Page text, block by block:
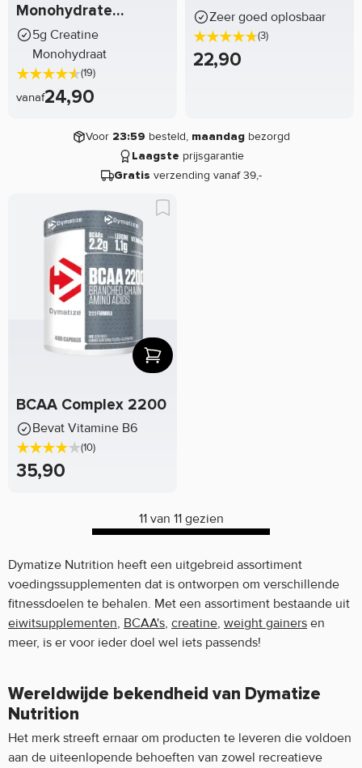
Monohydrate
Dymatize
5g Creatine
Monohydraat
(19)
vanaf24,90
Zeer goed oplosbaar
(3)
22,90
Voor 23:59 besteld, maandagbezorgd
Laagste prijsgarantie
Gratis verzending vanaf 39,-
BCAA Complex 2200
Bevat Vitamine B6
(10)
35,90
11 van 11 gezien
Dymatize Nutrition heeft een uitgebreid assortiment
voedingssupplementen dat is ontworpen om verschillende
fitnessdoelen te behalen. Met een assortiment bestaande uit
eiwitsupplementen, BCAA's, creatine, weight gainers en
meer, is er voor ieder doel wel iets passends!
Wereldwijde bekendheid van Dymatize
Nutrition
Het merk streeft ernaar om producten te leveren die voldoen
aan de uiteenlopende behoeften van zowel recreatieve